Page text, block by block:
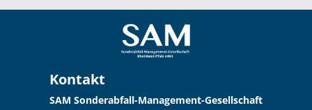
Kontakt
SAM Sonderabfall-Management-Gesellschaft